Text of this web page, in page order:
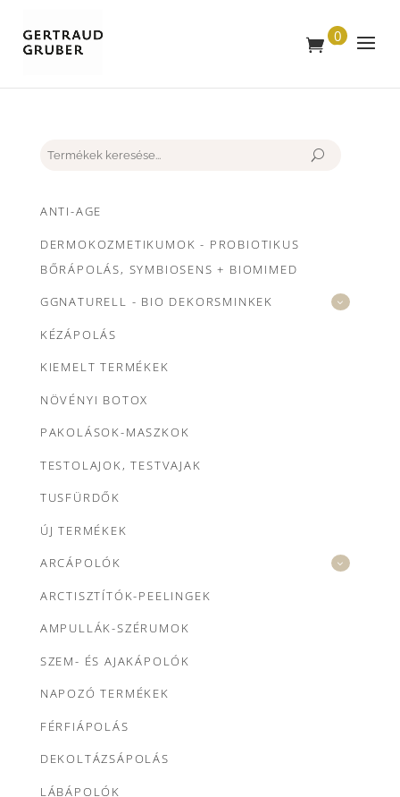
0
T
M
Keresés
ANTI-AGE
DERMOKOZMETIKUMOK - PROBIOTIKUS
BŐRÁPOLÁS, SYMBIOSENS + BIOMIMED
GGNATURELL - BIO DEKORSMINKEK
KÉZÁPOLÁS
KIEMELT TERMÉKEK
NÖVÉNYI BOTOX
PAKOLÁSOK-MASZKOK
TESTOLAJOK, TESTVAJAK
TUSFÜRDŐK
ÚJ TERMÉKEK
ARCÁPOLÓK
ARCTISZTÍTÓK-PEELINGEK
AMPULLÁK-SZÉRUMOK
SZEM- ÉS AJAKÁPOLÓK
NAPOZÓ TERMÉKEK
FÉRFIÁPOLÁS
DEKOLTÁZSÁPOLÁS
LÁBÁPOLÓK